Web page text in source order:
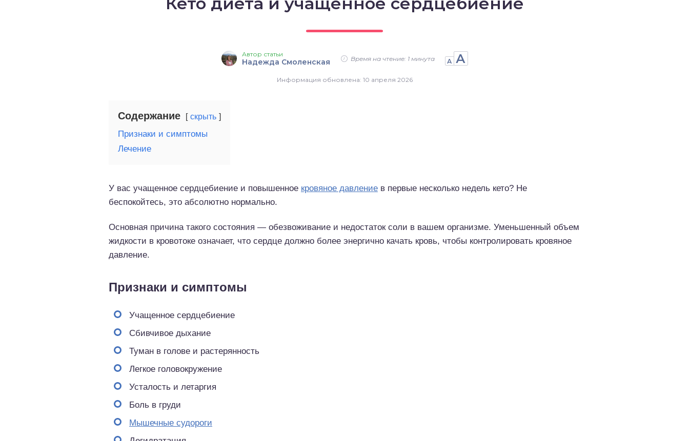
Автор статьи
Надежда Смоленская Время на чтение: 1 минута А А
Информация обновлена: 10 апреля 2026
Содержание скрыть
Признаки и симптомы
Лечение
У вас учащенное сердцебиение и повышенное кровяное давление в первые несколько недель кето? Не
беспокойтесь, это абсолютно нормально.
Основная причина такого состояния — обезвоживание и недостаток соли в вашем организме. Уменьшенный объем
жидкости в кровотоке означает, что сердце должно более энергично качать кровь, чтобы контролировать кровяное
давление.
Признаки и симптомы
Учащенное сердцебиение
Сбивчивое дыхание
Туман в голове и растерянность
Легкое головокружение
Усталость и летаргия
Боль в груди
Мышечные судороги